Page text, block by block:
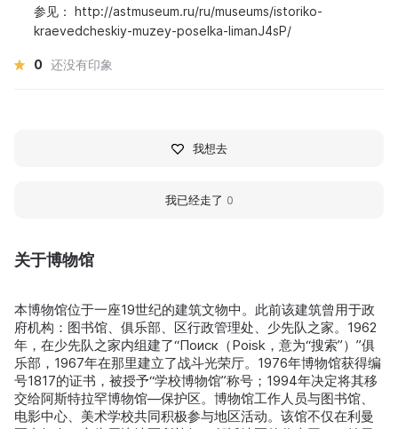
关于博物馆
本博物馆位于一座19世纪的建筑文物中。此前该建筑曾用于政
府机构：图书馆、俱乐部、区行政管理处、少先队之家。1962
年，在少先队之家内组建了“Поиск（Poisk，意为“搜索”）”俱
乐部，1967年在那里建立了战斗光荣厅。1976年博物馆获得编
号1817的证书，被授予“学校博物馆”称号；1994年决定将其移
交给阿斯特拉罕博物馆—保护区。博物馆工作人员与图书馆、
电影中心、美术学校共同积极参与地区活动。该馆不仅在利曼
参见： http://astmuseum.ru/ru/museums/istoriko-
kraevedcheskiy-muzey-poselka-limanJ4sP/
0 还没有印象
我想去
我已经走了 0